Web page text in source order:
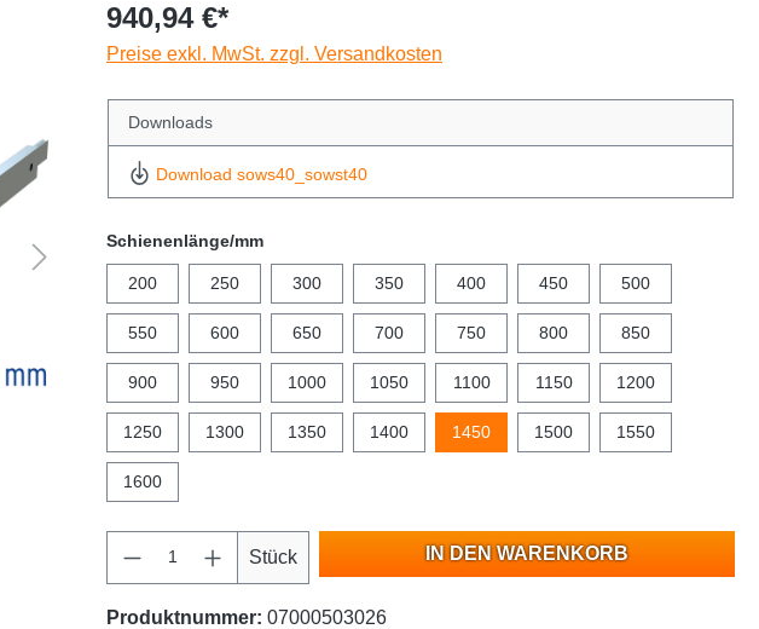
940,94 €*
Preise exkl. MwSt. zzgl. Versandkosten
Downloads
Download sows40_sowst40
Schienenlänge/mm
200 250 300 350 400 450 500
550 600 650 700 750 800 850
900 950 1000 1050 1100 1150 1200
1250 1300 1350 1400 1450 1500 1550
1600
Stück IN DEN WARENKORB
Produktnummer: 07000503026